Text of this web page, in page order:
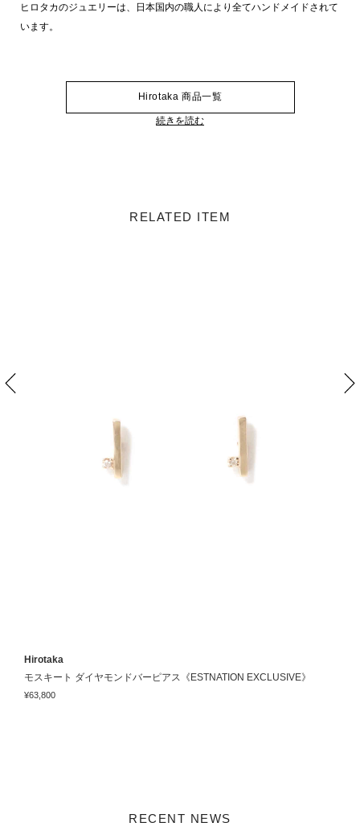
ヒロタカのジュエリーは、日本国内の職人により全てハンドメイドされて
います。
Hirotaka 商品一覧
続きを読む
RELATED ITEM
Hirotaka
モスキート ダイヤモンドバーピアス《ESTNATION EXCLUSIVE》
¥63,800
RECENT NEWS